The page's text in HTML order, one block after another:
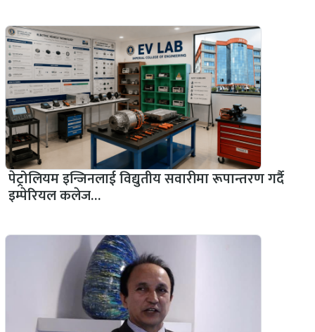
पेट्रोलियम इन्जिनलाई विद्युतीय सवारीमा रूपान्तरण गर्दै
इम्पेरियल कलेज…